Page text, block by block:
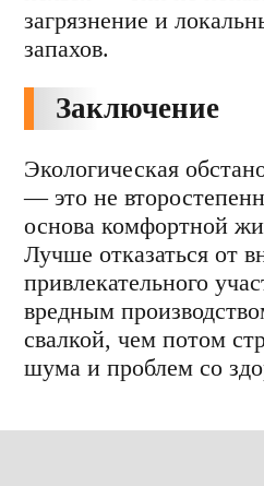
загрязнение и
запахов.
Заключение
Экологическая
— это не
основа комфортной
Лучше отказаться от
привлекательного
вредным
свалкой, чем потом
шума и проблем со